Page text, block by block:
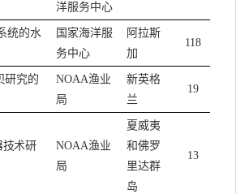
洋服务中心
统的水
国家海洋服
务中心
阿拉斯
加
118
研究的
NOAA渔业
局
新英格
兰
19
技术研
NOAA渔业
局
夏威夷
和佛罗
里达群
岛
13